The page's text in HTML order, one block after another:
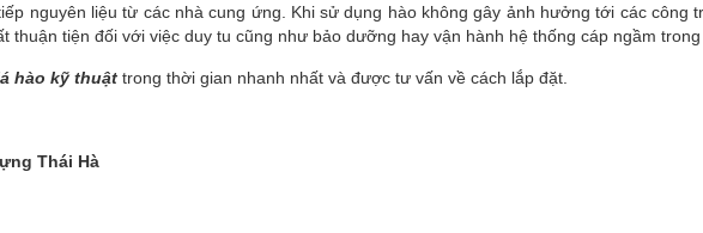
nguyên liệu từ các nhà cung ứng. Khi sử dụng hào không gây ảnh hưởng tới các công
thuận tiện đối với việc duy tu cũng như bảo dưỡng hay vận hành hệ thống cáp ngầm trong
hào kỹ thuật trong thời gian nhanh nhất và được tư vấn về cách lắp đặt.
Thái Hà